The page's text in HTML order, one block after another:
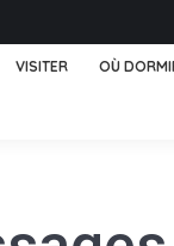
VISITER OÙ